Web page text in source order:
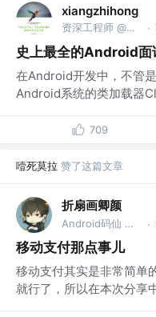
xiangzhihong
资深工程师 @小米 ·
史上最全的Android面
在Android开发中，不管
Android系统的类加载器
709
噎死莫拉 赞了这篇文章
折扇画卿颜
Android码仙 @火星 ·
移动支付那点事儿
移动支付其实是非常简单
就行了，所以在本次分享